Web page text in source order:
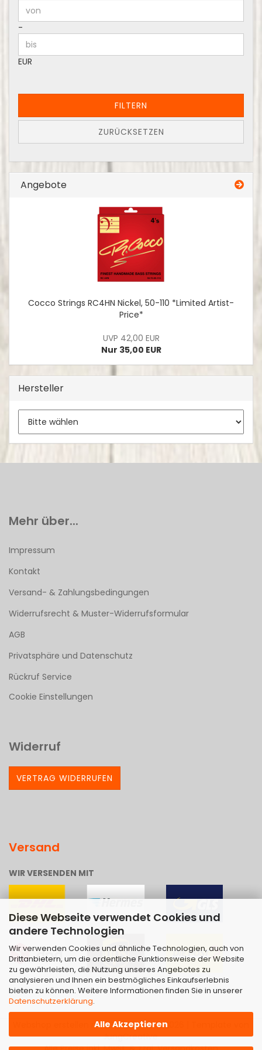
Diese Webseite verwendet Cookies und
andere Technologien
Wir verwenden Cookies und ähnliche Technologien, auch von
Drittanbietern, um die ordentliche Funktionsweise der Website
zu gewährleisten, die Nutzung unseres Angebotes zu
analysieren und Ihnen ein bestmögliches Einkaufserlebnis
bieten zu können. Weitere Informationen finden Sie in unserer
Datenschutzerklärung.
Alle Akzeptieren
Preis bis
-
EUR
FILTERN
ZURÜCKSETZEN
Angebote
Cocco Strings RC4HN Nickel, 50-110 *Limited Artist-
Price*
UVP 42,00 EUR
Nur 35,00 EUR
Hersteller
Mehr über...
Impressum
Kontakt
Versand- & Zahlungsbedingungen
Widerrufsrecht & Muster-Widerrufsformular
AGB
Privatsphäre und Datenschutz
Rückruf Service
Cookie Einstellungen
Widerruf
VERTRAG WIDERRUFEN
Versand
WIR VERSENDEN MIT
mit Gambio.de © 2026 | Template von
JungCreative.